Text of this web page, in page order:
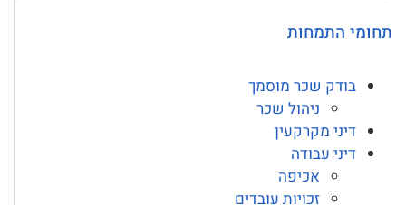
תחומי התמחות
בודק שכר מוסמך
ניהול שכר
דיני מקרקעין
דיני עבודה
אכיפה
זכויות עובדים